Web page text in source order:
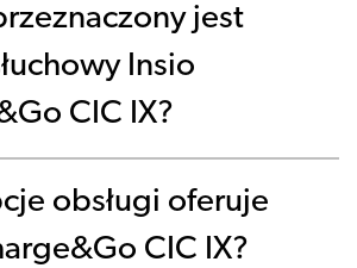
jest
Insio
CIC IX?
obsługi oferuje
CIC IX?